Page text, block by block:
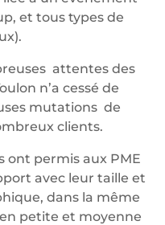
et tous types de
attentes des
n’a cessé de
mutations de
clients.
ont permis aux PME
avec leur taille et
dans la même
petite et moyenne